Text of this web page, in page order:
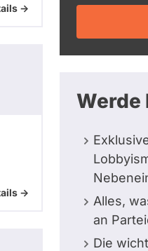
->
->
Alles,
an
Die